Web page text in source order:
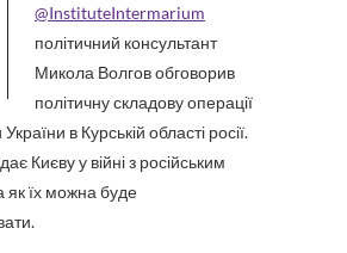
‪@InstituteIntermarium‬
політичний консультант
Микола Волгов обговорив
політичну складову операції
в Курській області росії.
Києву у війні з російським
як їх можна буде